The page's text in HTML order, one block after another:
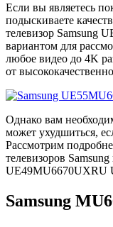
Если вы являетесь
подыскиваете
телевизор Samsung
вариантом для
любое видео до 4K
от
Однако вам
может ухудшиться,
Рассмотрим
телевизоров
UE49MU6670UXRU
Samsung